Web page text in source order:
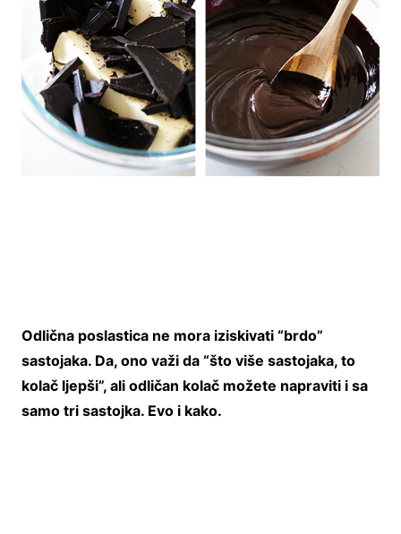
Odlična poslastica ne mora iziskivati “brdo”
sastojaka. Da, ono važi da “što više sastojaka, to
kolač ljepši”, ali odličan kolač možete napraviti i sa
samo tri sastojka. Evo i kako.